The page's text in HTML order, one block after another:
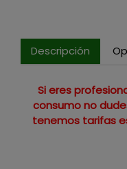
Descripción
Si eres
consumo no
tenemos tarifas